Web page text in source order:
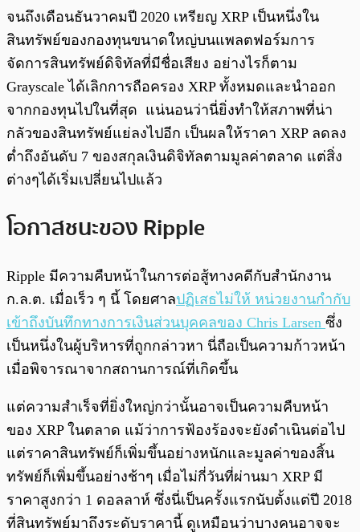
จนถึงเดือนธันวาคมปี 2020 เหรียญ XRP เป็นหนึ่งใน
สินทรัพย์ของกองทุนขนาดใหญ่บนแพลตฟอร์มการ
จัดการสินทรัพย์ดิจิทัลที่มีชื่อเสียง อย่างไรก็ตาม
Grayscale ได้เลิกการถือครอง XRP ทั้งหมดและนำออก
จากกองทุนไปในที่สุด แน่นอนว่านี่ยิ่งทำให้สภาพที่น่า
กลัวของสินทรัพย์แย่ลงไปอีก เป็นผลให้ราคา XRP ลดลง
ต่ำถึงอันดับ 7 ของสกุลเงินดิจิทัลตามมูลค่าตลาด แต่สิ่ง
ต่างๆได้เริ่มเปลี่ยนไปแล้ว
โอกาสชนะของ Ripple
Ripple มีความคืบหน้าในการต่อสู้ทางคดีกับสำนักงาน
ก.ล.ต. เมื่อเร็ว ๆ นี้ โดยศาลปฏิเสธไม่ให้ หน่วยงานกำกับ
เข้าถึงบันทึกทางการเงินส่วนบุคคลของ Chris Larsen ซึ่ง
เป็นหนึ่งในผู้บริหารที่ถูกกล่าวหา นี่ถือเป็นความก้าวหน้า
เมื่อพิจารณาจากสถานการณ์ที่เกิดขึ้น
แต่ความสำเร็จที่ยิ่งใหญ่กว่านั้นอาจเป็นความคืบหน้า
ของ XRP ในตลาด แม้ว่าการฟ้องร้องจะยังดำเนินต่อไป
แต่ราคาสินทรัพย์ก็เพิ่มขึ้นอย่างหนักและมูลค่าของสิ้น
ทรัพย์ก็เพิ่มขึ้นอย่างช้าๆ เมื่อไม่กี่วันที่ผ่านมา XRP มี
ราคาสูงกว่า 1 ดอลลาห์ ซึ่งนี่เป็นครั้งแรกนับตั้งแต่ปี 2018
ที่สินทรัพย์มาถึงระดับราคานี้ ดูเหมือนว่าบางคนอาจจะ